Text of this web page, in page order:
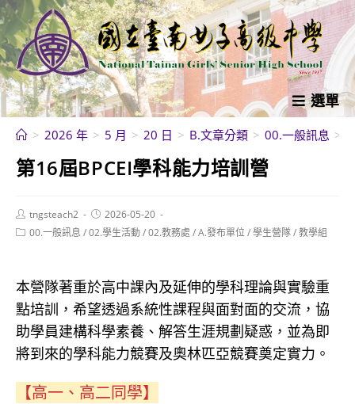
跳
轉
至
主
要
內
選單
> 2026 年 > 5 月 > 20 日 > B.文章分類 > 00.一般訊息 >
第16屆BPCEI學科能力培訓營
Post
author:
tngsteach2
Post
published:
2026-05-20
Post00.一般訊息 /02.學生活動/02.教務處 /A.發布單位/學生營隊/教學組
本營隊著重於高中課內及延伸的學科理論與實驗重
點培訓，希望透過系統性課程與面對面的交流，協
助學員建構科學素養、解答生涯規劃疑惑，並為即
將到來的學科能力競賽及奧林匹亞競賽奠定實力。
【高一、高二同學】